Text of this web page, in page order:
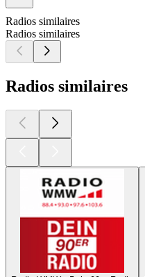
Radios similaires
Radios similaires
Radios similaires